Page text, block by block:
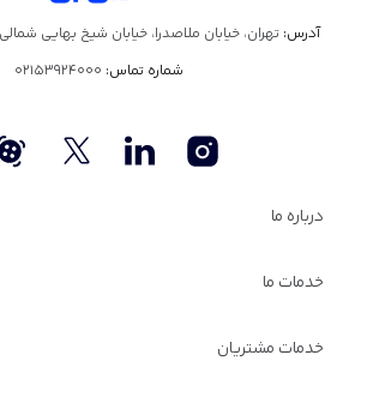
آدرس: تهران، خیابان ملاصدرا، خیابان شیخ بهایی
شماره تماس: 02153924000
درباره ما
گزارش سالانه
مستندات فنی
خدمات ما
خدمات ویژه مالی
خدمات مشتریان